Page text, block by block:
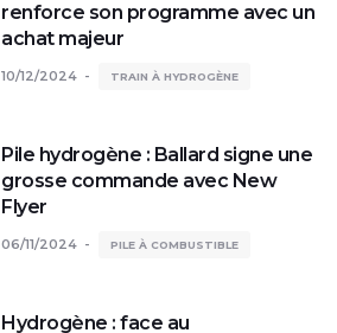
renforce son programme avec un
achat majeur
10/12/2024 TRAIN À HYDROGÈNE
Pile hydrogène : Ballard signe une
grosse commande avec New
Flyer
06/11/2024 PILE À COMBUSTIBLE
Hydrogène : face au